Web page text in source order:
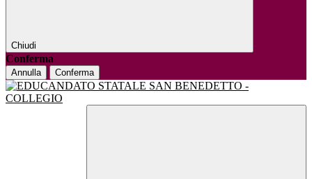
Chiudi
Conferma
Annulla Conferma